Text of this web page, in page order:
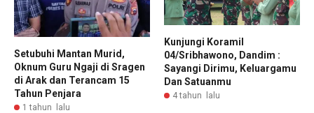
Setubuhi Mantan Murid,
Oknum Guru Ngaji di Sragen
di Arak dan Terancam 15
Tahun Penjara
1 tahun lalu
Kunjungi Koramil
04/Sribhawono, Dandim :
Sayangi Dirimu, Keluargamu
Dan Satuanmu
4 tahun lalu